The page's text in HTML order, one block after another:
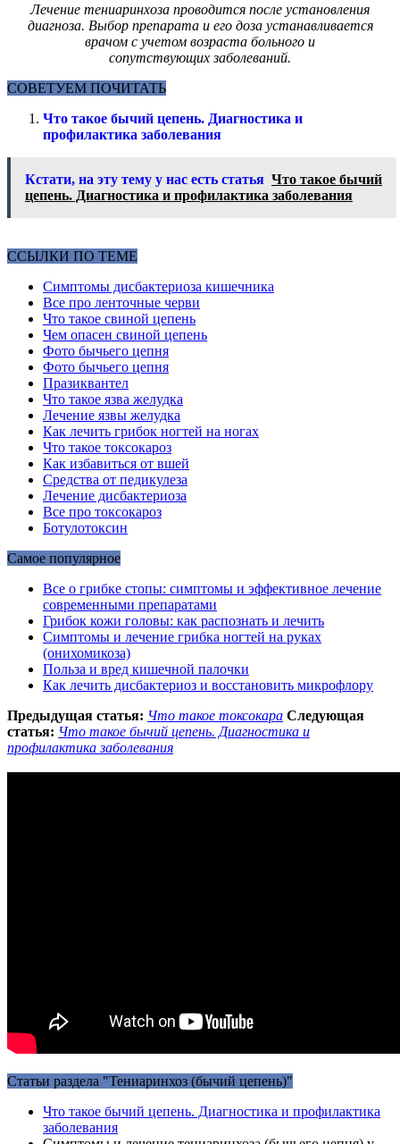
Лечение тениаринхоза проводится после установления
диагноза. Выбор препарата и его доза устанавливается
врачом с учетом возраста больного и
сопутствующих заболеваний.
СОВЕТУЕМ ПОЧИТАТЬ
Что такое бычий цепень. Диагностика и
профилактика заболевания
Кстати, на эту тему у нас есть статья Что такое бычий
цепень. Диагностика и профилактика заболевания
ССЫЛКИ ПО ТЕМЕ
Симптомы дисбактериоза кишечника
Все про ленточные черви
Что такое свиной цепень
Чем опасен свиной цепень
Фото бычьего цепня
Фото бычьего цепня
Празиквантел
Что такое язва желудка
Лечение язвы желудка
Как лечить грибок ногтей на ногах
Что такое токсокароз
Как избавиться от вшей
Средства от педикулеза
Лечение дисбактериоза
Все про токсокароз
Ботулотоксин
Самое популярное
Все о грибке стопы: симптомы и эффективное лечение
современными препаратами
Грибок кожи головы: как распознать и лечить
Симптомы и лечение грибка ногтей на руках
(онихомикоза)
Польза и вред кишечной палочки
Как лечить дисбактериоз и восстановить микрофлору
Предыдущая статья: Что такое токсокара Следующая
статья: Что такое бычий цепень. Диагностика и
профилактика заболевания
Статьи раздела "Тениаринхоз (бычий цепень)"
Что такое бычий цепень. Диагностика и профилактика
заболевания